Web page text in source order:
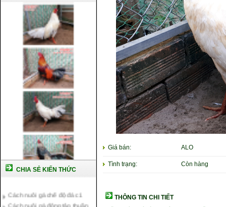
CHIA SẺ KIẾN THỨC
Cách nuôi gà đông tảo thuần
Giá bán: ALO
Tình trạng: Còn hàng
THÔNG TIN CHI TIẾT